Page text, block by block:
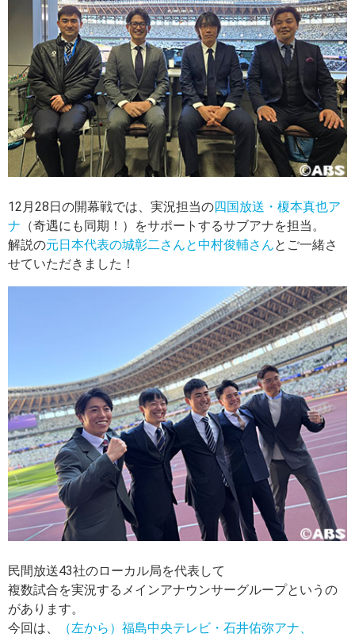
12月28日の開幕戦では、実況担当の四国放送・榎本真也ア
ナ （奇遇にも同期！）をサポートするサブアナを担当。
解説の元日本代表の城彰二さんと中村俊輔さんとご一緒さ
せていただきました！
民間放送43社のローカル局を代表して
複数試合を実況するメインアナウンサーグループというの
があります。
今回は、
（左から）福島中央テレビ・石井佑弥アナ、